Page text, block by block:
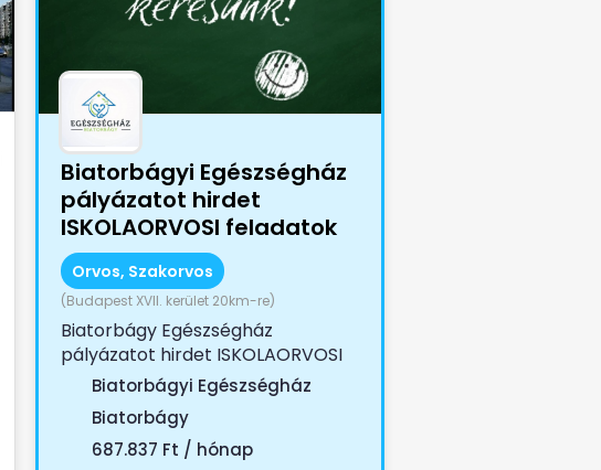
Biatorbágyi Egészségház
pályázatot hirdet
ISKOLAORVOSI feladatok
ellátására
Orvos, Szakorvos
(Budapest XVII. kerület 20km-re)
Biatorbágy Egészségház
pályázatot hirdet ISKOLAORVOSI
feladatok ellátására Jogviszony
Biatorbágyi Egészségház
Biatorbágy
687.837 Ft / hónap